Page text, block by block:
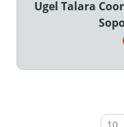
Ugel Talara